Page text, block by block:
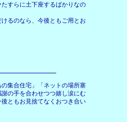
すらに土下座するばかりなの
るのなら、今後ともご用とお
集合住宅」「ネットの場所塞
の手を合わせつつ嬉し涙にむ
ともお見捨てなくおつき合い